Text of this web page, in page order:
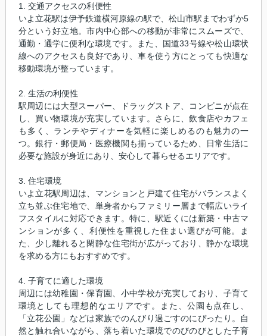
1. 交通アクセスの利便性
いよ立花駅は伊予鉄道横河原線の駅で、松山市駅までわずか5
分という好立地。市内中心部への移動が非常にスムーズで、
通勤・通学に便利な環境です。また、国道33号線や松山環状
線へのアクセスも良好であり、車を使う方にとっても快適な
移動環境が整っています。
2. 生活の利便性
駅周辺には大型スーパー、ドラッグストア、コンビニが点在
し、買い物環境が充実しています。さらに、飲食店やカフェ
も多く、ランチやディナーを気軽に楽しめるのも魅力の一
つ。銀行・郵便局・医療機関も揃っているため、日常生活に
必要な施設が身近にあり、安心して暮らせるエリアです。
3. 住宅環境
いよ立花駅周辺は、マンションと戸建て住宅がバランスよく
立ち並ぶ住宅地で、単身者からファミリー層まで幅広いライ
フスタイルに対応できます。特に、駅近くには新築・中古マ
ンションが多く、利便性を重視した住まい選びが可能。ま
た、少し離れると閑静な住宅街が広がっており、静かな環境
を求める方にもおすすめです。
4. 子育てに適した環境
周辺には幼稚園・保育園、小中学校が充実しており、子育て
環境としても理想的なエリアです。また、公園も点在し、
「立花公園」などは家族でのんびり過ごすのにぴったり。自
然と触れ合いながら、落ち着いた環境でのびのびとした子育